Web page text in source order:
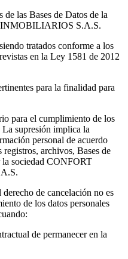
de las Bases de Datos de la
INMOBILIARIOS S.A.S.
tratados conforme a los
en la Ley 1581 de 2012
para la finalidad para
para el cumplimiento de los
La supresión implica la
personal de acuerdo
archivos, Bases de
la sociedad CONFORT
de cancelación no es
de los datos personales
de permanecer en la